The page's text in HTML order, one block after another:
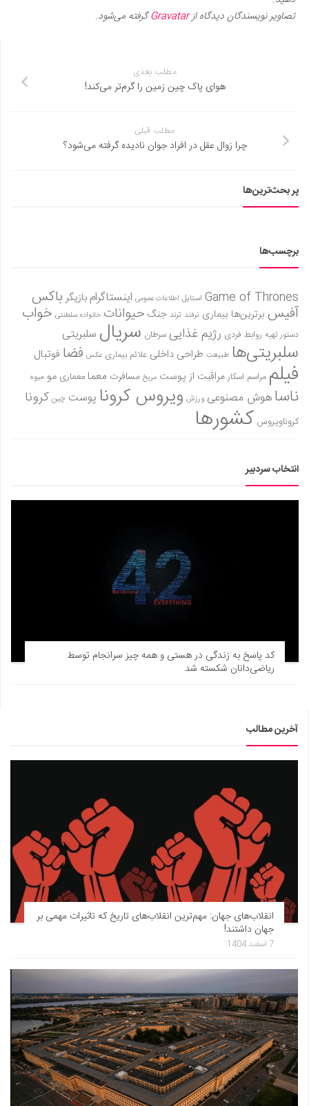
تصاویر نویسندگان دیدگاه ازGravatarگرفته می‌شود.
مطلب بعدی
هوای پاک چین زمین را گرم‌تر می‌کند!
مطلب قبلی
چرا زوال عقل در افراد جوان نادیده گرفته می‌شود؟
پر بحث‌ترین‌ها
برچسب‌ها
Game of Thrones استایل اطلاعات عمومی اینستاگرام بازیگر باکس
آفیس برترین‌ها بیماری ترفند ترند جنگ حیوانات خانواده سلطنتی خواب
دستور تهیه روابط فردی رژیم غذاییسرطان سریال سلبریتی
سلبریتی‌ها طبیعت طراحی داخلی علائم بیماری عکس فضا فوتبال
فیلم مراسم اسکارمراقبت از پوست مریخ مسافرت معمامعماری مو میوه
ناساهوش مصنوعی ورزش ویروس کرونا پوست چین کرونا
کروناویروس کشورها
انتخاب سردبیر
کد پاسخ به زندگی در هستی و همه چیز سرانجام توسط
ریاضی‌دانان شکسته شد
آخرین مطالب
انقلاب‌های جهان: مهم‌ترین انقلاب‌های تاریخ که تاثیرات مهمی بر
جهان داشتند!
7 اسفند 1404